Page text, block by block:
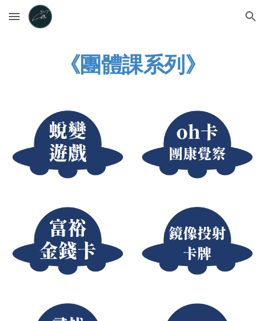
Skip to main content Skip to navigation
《團體課系列》